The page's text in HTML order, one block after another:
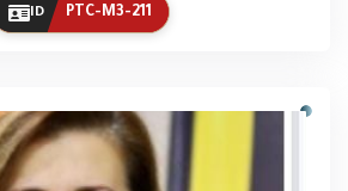
ID PTC-M3-211